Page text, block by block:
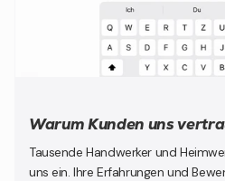
Warum Kunden uns
Tausende Handwerker und
uns ein. Ihre Erfahrungen und